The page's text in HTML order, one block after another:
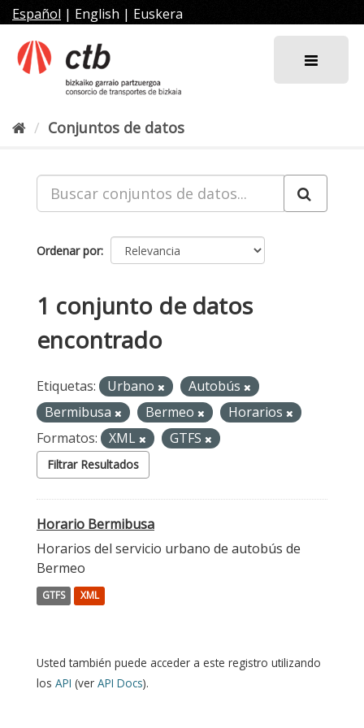
al
contenido
Español | English | Euskera
Conjuntos de datos
Ordenar por
1 conjunto de datos
encontrado
Etiquetas: Urbano
Autobús
Bermibusa
Bermeo
Horarios
Formatos:
XML GTFS
Filtrar Resultados
Horario Bermibusa
Horarios del servicio urbano de autobús de
Bermeo
GTFS XML
Usted también puede acceder a este registro utilizando
los API (ver API Docs).